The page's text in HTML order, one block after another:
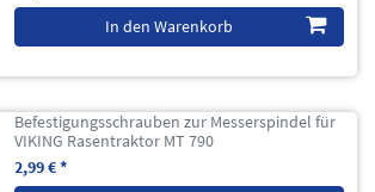
In den Warenkorb
Befestigungsschrauben zur Messerspindel für
VIKING Rasentraktor MT 790
2,99 € *